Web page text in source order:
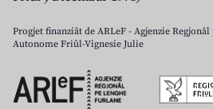
Progjet finanziât de ARLeF - Agjenzie
Autonome Friûl-Vignesie Julie